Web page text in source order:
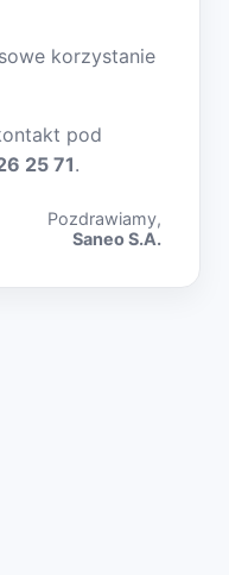
korzystanie
pod
25 71.
Pozdrawiamy,
Saneo S.A.